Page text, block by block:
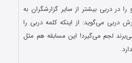
در دربی بیشتر از سایر گزارشگران به
دربی می‌گوید: از اینکه کلمه دربی را
لجم می‌گیرد! این مسابقه هم مثل